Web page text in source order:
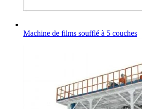
Machine de films soufflé à 5 couches